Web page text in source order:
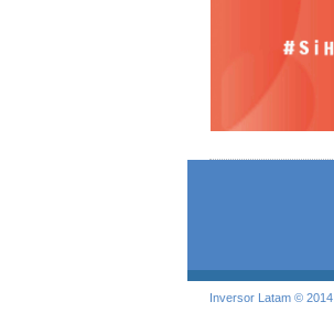
Inversor Latam © 2014